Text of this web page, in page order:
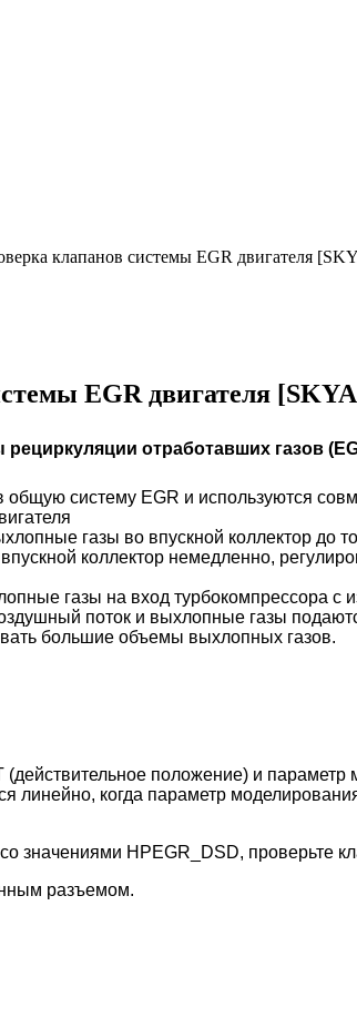
клапанов системы EGR двигателя
EGR двигателя
отработавших газов
общую систему EGR и используются
газы во впускной коллектор до
коллектор немедленно,
газы на вход турбокомпрессора с
поток и выхлопные газы
большие объемы выхлопных газов.
положение) и
линейно, когда параметр
значениями HPEGR_DSD, проверьте
разъемом.